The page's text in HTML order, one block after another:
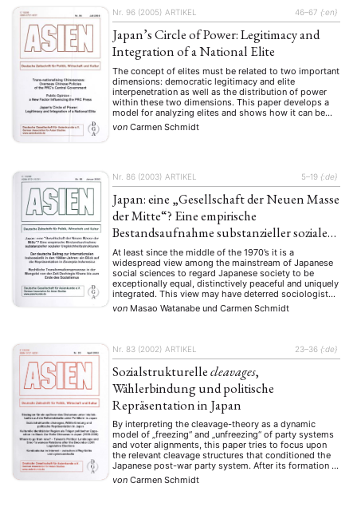
Nr. 96 (2005) ARTIKEL 46–67 {:en}
Japan’s Circle of Power: Legitimacy and
Integration of a National Elite
The concept of elites must be related to two important
dimensions: democratic legitimacy and elite
interpenetration as well as the distribution of power
within these two dimensions. This paper develops a
model for analyzing elites and shows how it can be
used to understand the nature of Japan’s leadership.
Using a wide range of Who …
von Carmen Schmidt
Nr. 86 (2003) ARTIKEL 5–19 {:de}
Japan: eine „Gesellschaft der Neuen Masse
der Mitte“? Eine empirische
Bestandsaufnahme substanzieller sozialer
Ungleichheitsstrukturen
At least since the middle of the 1970’s it is a
widespread view among the mainstream of Japanese
social sciences to regard Japanese society to be
exceptionally equal, distinctively peaceful and uniquely
integrated. This view may have deterred sociologists
from investigation of social inequalities. The aim of
this paper is to make clear the fact …
von Masao Watanabeund Carmen Schmidt
Nr. 83 (2002) ARTIKEL 23–36 {:de}
Sozialstrukturellecleavages,
Wählerbindung und politische
Repräsentation in Japan
By interpreting the cleavage-theory as a dynamic
model of „freezing“ and „unfreezing“ of party systems
and voter alignments, this paper tries to focus upon
the relevant cleavage structures that conditioned the
Japanese post-war party system. After its formation in
1955 it was mainly based upon an economical
cleavage rooted in the conflict between capital and …
von Carmen Schmidt